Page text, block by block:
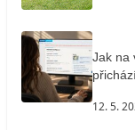
Jak na
12. 5.